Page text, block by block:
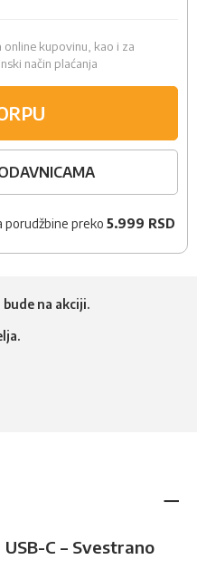
online kupovinu, kao i za
način plaćanja
porudžbine preko 5.999 RSD
na akciji.
C – Svestrano